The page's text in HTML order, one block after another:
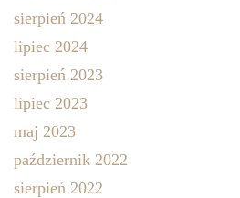
sierpień 2024
lipiec 2024
sierpień 2023
lipiec 2023
maj 2023
październik 2022
sierpień 2022